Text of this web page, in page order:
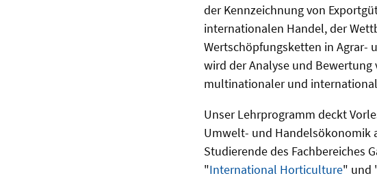
der Kennzeichnung von
internationalen Handel, der
Wertschöpfungsketten in Agrar-
wird der Analyse und
multinationaler und
Unser Lehrprogramm deckt
Umwelt- und Handelsökonomik
Studierende des Fachbereiches
"International Horticulture" und